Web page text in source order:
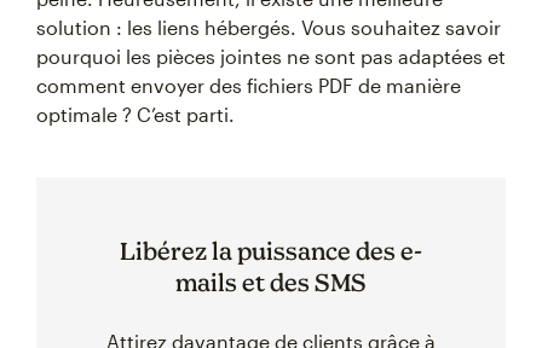
solution : les liens hébergés. Vous souhaitez savoir
pourquoi les pièces jointes ne sont pas adaptées et
comment envoyer des fichiers PDF de manière
optimale ? C’est parti.
Libérez la puissance des e-
mails et des SMS
Attirez davantage de clients grâce à